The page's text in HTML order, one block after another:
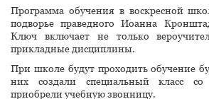
Программа обучения в воскресной
подворье праведного Иоанна
Ключ включает не только
прикладные дисциплины.
При школе будут проходить обучение
них создали специальный класс со
приобрели учебную звонницу.